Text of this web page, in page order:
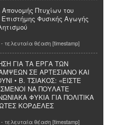
Πτυχίων του
Φυσικής Αγωγής
- τελευταία θέαση [timestamp]
ΓΙΑ ΤΑ ΕΡΓΑ ΤΩΝ
ΣΕ ΑΡΤΕΣΙΑΝΟ ΚΑΙ
• Β. ΤΣΙΑΚΟΣ: «ΕΙΣΤΕ
ΝΑ ΠΟΥΛΑΤΕ
ΦΥΚΙΑ ΓΙΑ ΠΟΛΙΤΙΚΑ
ΚΟΡΔΕΛΕΣ
- τελευταία θέαση [timestamp]